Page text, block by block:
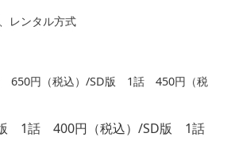
レンタル方式
円（税込）/SD版 1話 450円（税
1話 400円（税込）/SD版 1話